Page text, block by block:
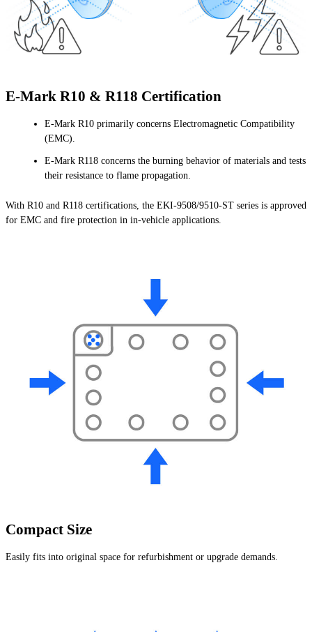
E-Mark R10 & R118 Certification
E-Mark R10 primarily concerns Electromagnetic Compatibility
(EMC).
E-Mark R118 concerns the burning behavior of materials and tests
their resistance to flame propagation.
With R10 and R118 certifications, the EKI-9508/9510-ST series is approved
for EMC and fire protection in in-vehicle applications.
Compact Size
Easily fits into original space for refurbishment or upgrade demands.